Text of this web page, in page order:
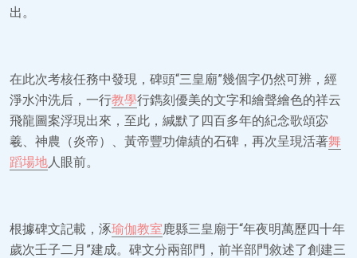
出。
在此次考核任務中發現，碑頭“三皇廟”幾個字仍然可辨，經
淨水沖洗后，一行教學行鐫刻優美的文字和繪聲繪色的祥云
飛龍圖案浮現出來，至此，緘默了四百多年的紀念歌頌宓
羲、神農（炎帝）、黃帝豐功偉績的石碑，再次呈現活著舞
蹈場地人眼前。
根據碑文記載，涿瑜伽教室鹿縣三皇廟于“年夜明萬歷四十年
歲次壬子二月”建成。碑文分兩部門，前半部門敘述了創建三